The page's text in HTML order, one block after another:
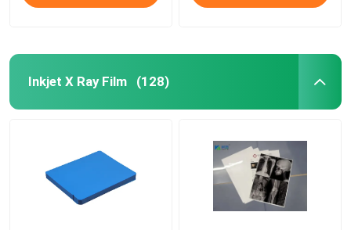
Inkjet X Ray Film (128)